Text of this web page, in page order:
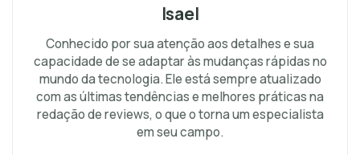
Isael
Conhecido por sua atenção aos detalhes e sua
capacidade de se adaptar às mudanças rápidas no
mundo da tecnologia. Ele está sempre atualizado
com as últimas tendências e melhores práticas na
redação de reviews, o que o torna um especialista
em seu campo.